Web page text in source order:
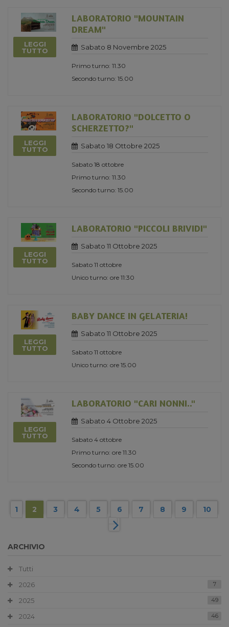
LEGGI
TUTTO
LABORATORIO "MOUNTAIN
DREAM"
Sabato 8 Novembre 2025
Primo turno: 11.30
Secondo turno: 15.00
LEGGI
TUTTO
LABORATORIO "DOLCETTO O
SCHERZETTO?"
Sabato 18 Ottobre 2025
Sabato 18 ottobre
Primo turno: 11.30
Secondo turno: 15.00
LEGGI
TUTTO
LABORATORIO "PICCOLI BRIVIDI"
Sabato 11 Ottobre 2025
Sabato 11 ottobre
Unico turno: ore 11:30
LEGGI
TUTTO
BABY DANCE IN GELATERIA!
Sabato 11 Ottobre 2025
Sabato 11 ottobre
Unico turno: ore 15.00
LEGGI
TUTTO
LABORATORIO "CARI NONNI.."
Sabato 4 Ottobre 2025
Sabato 4 ottobre
Primo turno: ore 11.30
Secondo turno: ore 15.00
1 2 3 4 5 6 7 8 9 10
ARCHIVIO
Tutti
2026
7
2025 49
2024 46